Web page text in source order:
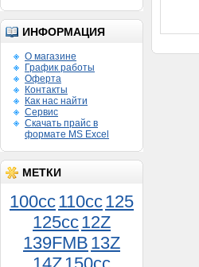
ИНФОРМАЦИЯ
О магазине
График работы
Оферта
Контакты
Как нас найти
Сервис
Скачать прайс в
формате MS Excel
МЕТКИ
100cc110cc125
125cc12Z
139FMB 13Z